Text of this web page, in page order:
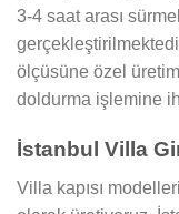
3-4 saat arası
ölçüsüne özel
doldurma işlemine
İstanbul Villa
Villa kapısı